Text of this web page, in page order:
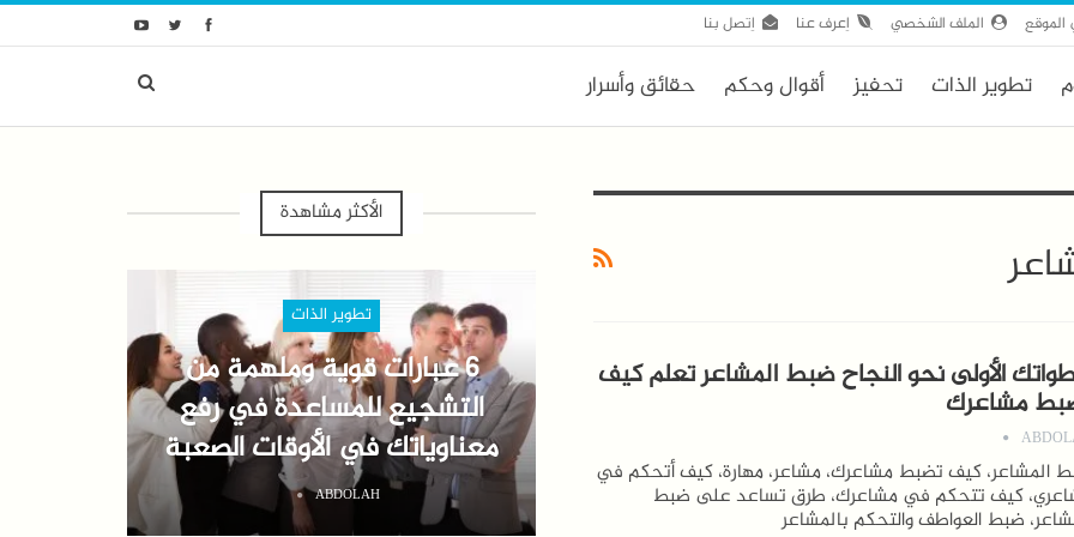
الملف الشخصي اِعرف عنا اِتصل بنا
تطوير الذات تحفيز أقوال وحكم حقائق وأسرار
الأولى نحو النجاح ضبط المشاعر تعلم كيف
مشاعرك
المشاعر، كيف تضبط مشاعرك، مشاعر، مهارة، كيف أتحكم في
كيف تتحكم في مشاعرك، طرق تساعد على ضبط
ضبط العواطف والتحكم بالمشاعر
الأكثر مشاهدة
تطوير الذات
6 عبارات قوية وملهمة من
التشجيع للمساعدة في رفع
معناوياتك في الأوقات الصعبة
ABDOLAH